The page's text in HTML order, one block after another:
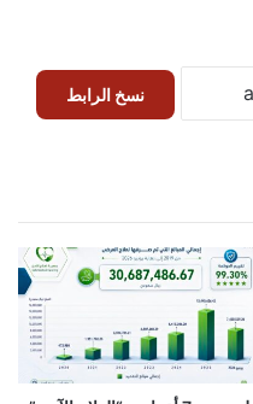
نسخ الرابط